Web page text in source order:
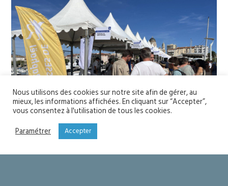
Nous utilisons des cookies sur notre site afin de gérer, au
mieux, les informations affichées. En cliquant sur “Accepter”,
vous consentez à l'utilisation de tous les cookies.
Paramétrer
Accepter